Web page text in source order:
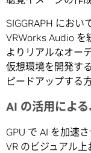
SIGGRAPH におい
VRWorks Audio を
よりリアルなオー
仮想環境を開発す
ピードアップする
AI の活用によ
GPU で AI を加速
VR のビジュアル